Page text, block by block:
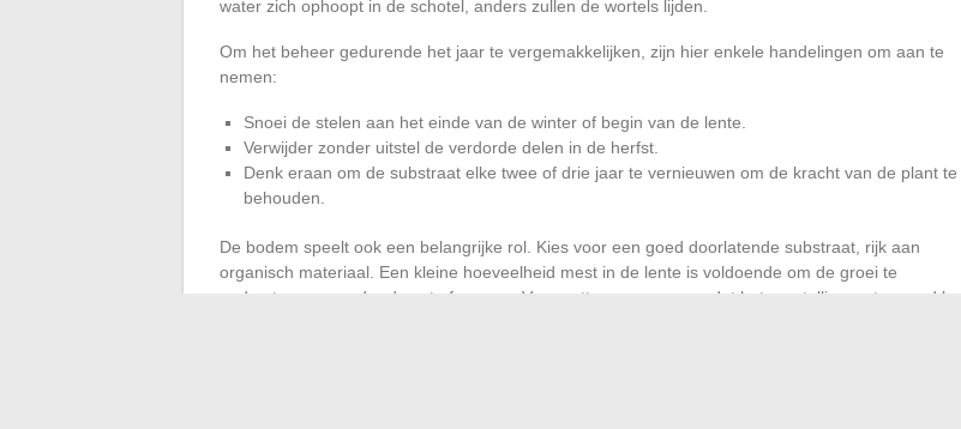
water zich ophoopt in de schotel, anders zullen de wortels lijden.
Om het beheer gedurende het jaar te vergemakkelijken, zijn hier enkele handelingen om aan te
nemen:
Snoei de stelen aan het einde van de winter of begin van de lente.
Verwijder zonder uitstel de verdorde delen in de herfst.
Denk eraan om de substraat elke twee of drie jaar te vernieuwen om de kracht van de plant te
behouden.
De bodem speelt ook een belangrijke rol. Kies voor een goed doorlatende substraat, rijk aan
organisch materiaal. Een kleine hoeveelheid mest in de lente is voldoende om de groei te
ondersteunen zonder deze te forceren. Voor potten, zorg ervoor dat het overtollige water goed kan